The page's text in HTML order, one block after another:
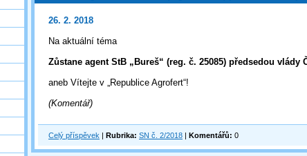
26. 2. 2018
Na aktuální téma
Zůstane agent StB „Bureš“ (reg. č. 25085) předsedou vlády
aneb Vítejte v „Republice Agrofert“!
(Komentář)
Celý příspěvek | Rubrika: SN č. 2/2018 | Komentářů: 0